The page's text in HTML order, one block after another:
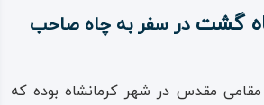
که چشمه
می‌کند، به
نماز
گشت در سفر به چاه صاحب
مقامی مقدس در شهر کرمانشاه بوده که